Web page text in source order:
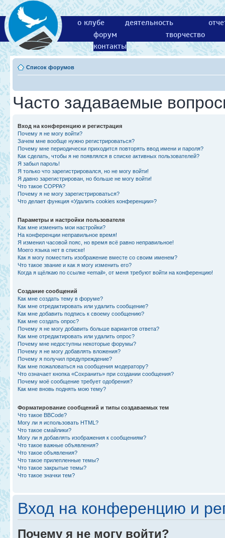
о клубе деятельность
форум
творчество
контакты
Список форумов
Часто задаваемые
Вход на конференцию и регистрация
Почему я не могу войти?
Зачем мне вообще нужно регистрироваться?
Почему мне периодически приходится повторять ввод имени и пароля?
Как сделать, чтобы я не появлялся в списке активных пользователей?
Я забыл пароль!
Я только что зарегистрировался, но не могу войти!
Я давно зарегистрирован, но больше не могу войти!
Что такое COPPA?
Почему я не могу зарегистрироваться?
Что делает функция «Удалить cookies конференции»?
Параметры и настройки пользователя
Как мне изменить мои настройки?
На конференции неправильное время!
Я изменил часовой пояс, но время всё равно неправильное!
Моего языка нет в списке!
Как я могу поместить изображение вместе со своим именем?
Что такое звание и как я могу изменить его?
Когда я щёлкаю по ссылке «email», от меня требуют войти на конференцию!
Создание сообщений
Как мне создать тему в форуме?
Как мне отредактировать или удалить сообщение?
Как мне добавить подпись к своему сообщению?
Как мне создать опрос?
Почему я не могу добавить больше вариантов ответа?
Как мне отредактировать или удалить опрос?
Почему мне недоступны некоторые форумы?
Почему я не могу добавлять вложения?
Почему я получил предупреждение?
Как мне пожаловаться на сообщения модератору?
Что означает кнопка «Сохранить» при создании сообщения?
Почему моё сообщение требует одобрения?
Как мне вновь поднять мою тему?
Форматирование сообщений и типы создаваемых тем
Что такое BBCode?
Могу ли я использовать HTML?
Что такое смайлики?
Могу ли я добавлять изображения к сообщениям?
Что такое важные объявления?
Что такое объявления?
Что такое прилепленные темы?
Что такое закрытые темы?
Что такое значки тем?
Вход на конференцию и
Почему я не могу войти?